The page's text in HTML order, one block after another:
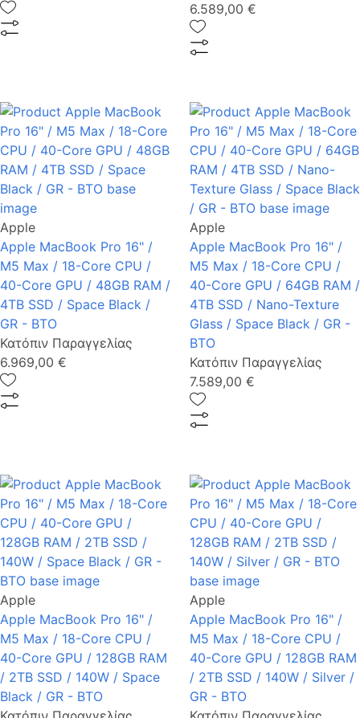
6.589,00 €
Apple
Apple MacBook Pro 16" /
M5 Max / 18-Core CPU /
40-Core GPU / 48GB RAM /
4TB SSD / Space Black /
GR - BTO
Κατόπιν Παραγγελίας
6.969,00 €
Apple
Apple MacBook Pro 16" /
M5 Max / 18-Core CPU /
40-Core GPU / 64GB RAM /
4TB SSD / Nano-Texture
Glass / Space Black / GR -
BTO
Κατόπιν Παραγγελίας
7.589,00 €
Apple
Apple MacBook Pro 16" /
M5 Max / 18-Core CPU /
40-Core GPU / 128GB RAM
/ 2TB SSD / 140W / Space
Black / GR - BTO
Apple
Apple MacBook Pro 16" /
M5 Max / 18-Core CPU /
40-Core GPU / 128GB RAM
/ 2TB SSD / 140W / Silver /
GR - BTO